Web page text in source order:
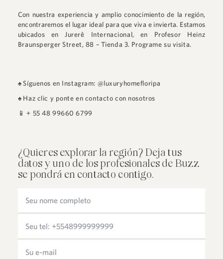
Con nuestra experiencia y amplio conocimiento de la región,
encontraremos el lugar ideal para que viva e invierta. Estamos
ubicados enJurerê Internacional, en Profesor Heinz
Braunsperger Street, 88 – Tienda 3. Programe su visita.
♠ Síguenos en Instagram: @luxuryhomefloripa
♠ Haz clic y ponte en contacto con nosotros
📱+ 55 48 99660 6799
¿Quieres explorar la región? Deja tus
datos y uno de los profesionales de Buzz
se pondrá en contacto contigo.